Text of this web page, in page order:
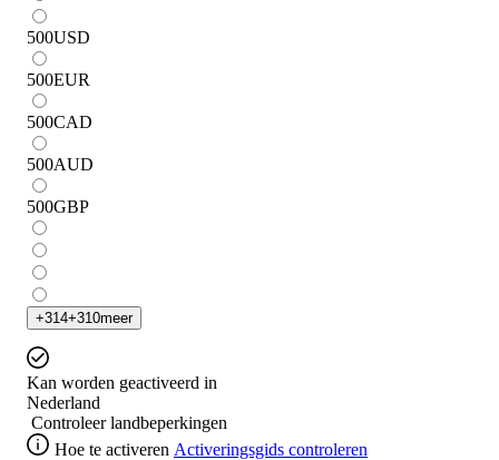
500USD
500EUR
500CAD
500AUD
500GBP
+314+310meer
Kan worden geactiveerd in
Nederland
Controleer landbeperkingen
Hoe te activeren Activeringsgids controleren